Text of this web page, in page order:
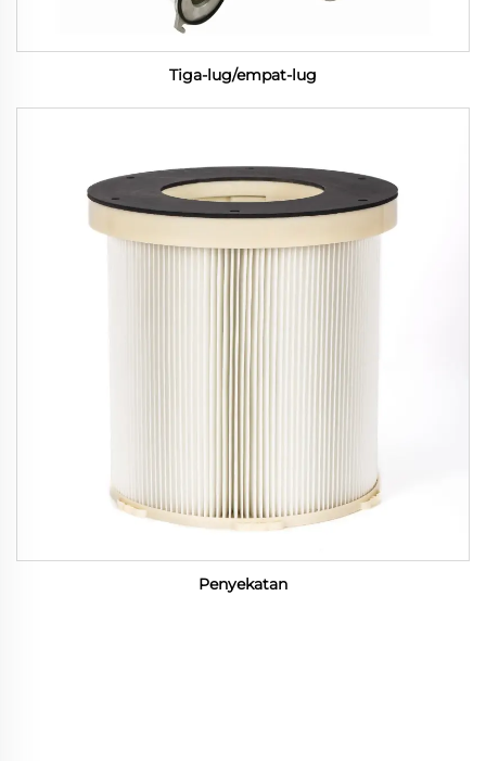
Tiga-lug/empat-lug
Penyekatan